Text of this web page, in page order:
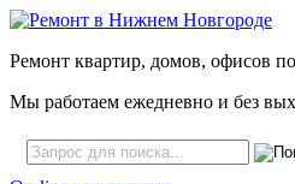
Ремонт квартир, домов, офисов
Мы работаем ежедневно и без